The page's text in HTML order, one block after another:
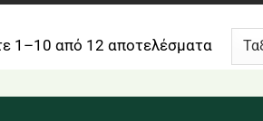
1–10 από 12 αποτελέσματα Sorted